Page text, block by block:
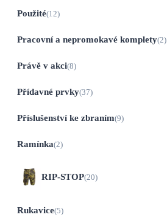
Použité(12)
Pracovní a nepromokavé komplety(2)
Právě v akci(8)
Přídavné prvky(37)
Příslušenství ke zbraním(9)
Ramínka(2)
RIP-STOP(20)
Rukavice(5)